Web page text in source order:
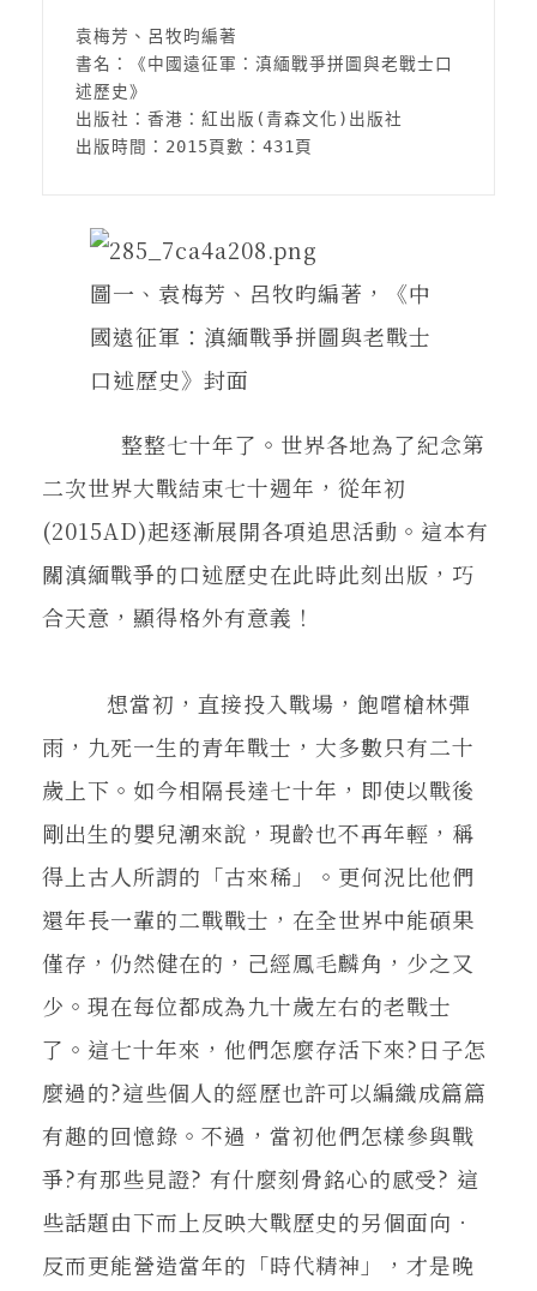
書評書介
東華風景
袁梅芳、呂牧昀編著
書名：《中國遠征軍：滇緬戰爭拼圖與老戰士口
述歷史》
出版社：香港：紅出版(青森文化)出版社
出版時間：2015頁數：431頁
圖一、袁梅芳、呂牧昀編著，《中
國遠征軍：滇緬戰爭拼圖與老戰士
口述歷史》封面
整整七十年了。世界各地為了紀念第
二次世界大戰結束七十週年，從年初
(2015AD)起逐漸展開各項追思活動。這本有
關滇緬戰爭的口述歷史在此時此刻出版，巧
合天意，顯得格外有意義！
想當初，直接投入戰場，飽嚐槍林彈
雨，九死一生的青年戰士，大多數只有二十
歲上下。如今相隔長達七十年，即使以戰後
剛出生的嬰兒潮來說，現齡也不再年輕，稱
得上古人所謂的「古來稀」。更何況比他們
還年長一輩的二戰戰士，在全世界中能碩果
僅存，仍然健在的，己經鳳毛麟角，少之又
少。現在每位都成為九十歲左右的老戰士
了。這七十年來，他們怎麼存活下來?日子怎
麼過的?這些個人的經歷也許可以編織成篇篇
有趣的回憶錄。不過，當初他們怎樣參與戰
爭?有那些見證? 有什麼刻骨銘心的感受? 這
些話題由下而上反映大戰歷史的另個面向．
反而更能營造當年的「時代精神」，才是晚